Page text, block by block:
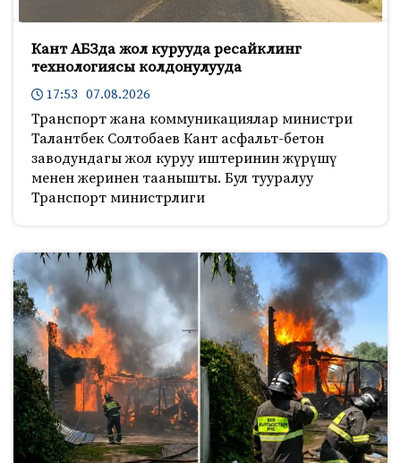
Кант АБЗда жол курууда ресайклинг
технологиясы колдонулууда
17:53 07.08.2026
Транспорт жана коммуникациялар министри
Талантбек Солтобаев Кант асфальт-бетон
заводундагы жол куруу иштеринин жүрүшү
менен жеринен таанышты. Бул тууралуу
Транспорт министрлиги